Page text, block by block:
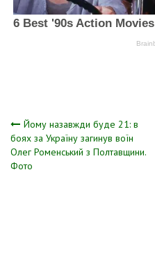
Навігація
записів
Йому назавжди буде 21: в
боях за Україну загинув воїн
Олег Роменський з Полтавщини.
Фото